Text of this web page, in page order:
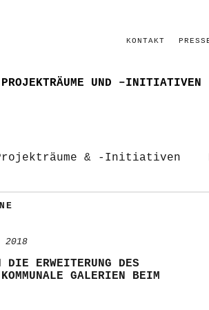
KONTAKT
UND –INITIATIVEN
& -Initiativen
2018
DIE ERWEITERUNG DES
GALERIEN BEIM